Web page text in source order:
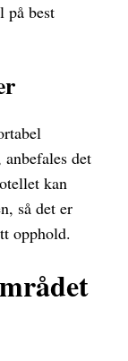
på best
det
kan
så det er
opphold.